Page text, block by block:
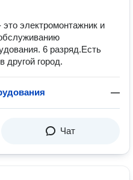
электромонтажник и
6 разряд.Есть
другой город.
—
Чат